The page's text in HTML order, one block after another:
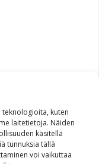
teknologioita, kuten
laitetietoja. Näiden
käsitellä
tunnuksia tällä
voi vaikuttaa